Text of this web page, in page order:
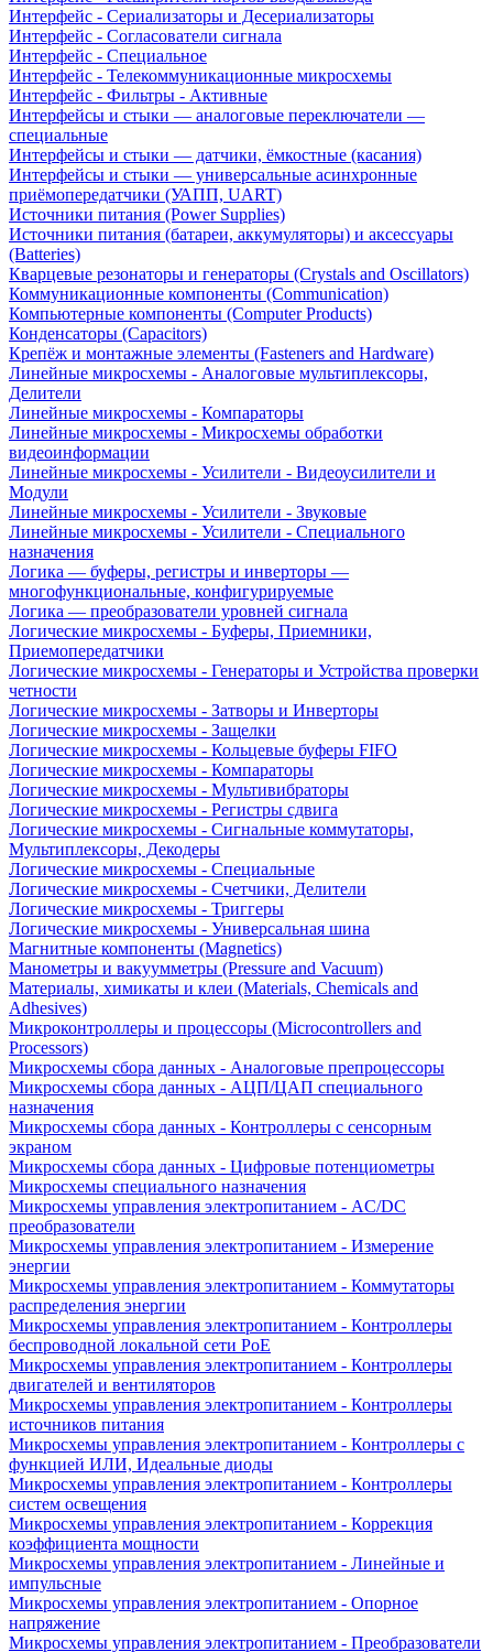
Интерфейс - Сериализаторы и Десериализаторы
Интерфейс - Согласователи сигнала
Интерфейс - Специальное
Интерфейс - Телекоммуникационные микросхемы
Интерфейс - Фильтры - Активные
Интерфейсы и стыки — аналоговые переключатели —
специальные
Интерфейсы и стыки — датчики, ёмкостные (касания)
Интерфейсы и стыки — универсальные асинхронные
приёмопередатчики (УАПП, UART)
Источники питания (Power Supplies)
Источники питания (батареи, аккумуляторы) и аксессуары
(Batteries)
Кварцевые резонаторы и генераторы (Crystals and Oscillators)
Коммуникационные компоненты (Communication)
Компьютерные компоненты (Computer Products)
Конденсаторы (Capacitors)
Крепёж и монтажные элементы (Fasteners and Hardware)
Линейные микросхемы - Аналоговые мультиплексоры,
Делители
Линейные микросхемы - Компараторы
Линейные микросхемы - Микросхемы обработки
видеоинформации
Линейные микросхемы - Усилители - Видеоусилители и
Модули
Линейные микросхемы - Усилители - Звуковые
Линейные микросхемы - Усилители - Специального
назначения
Логика — буферы, регистры и инверторы —
многофункциональные, конфигурируемые
Логика — преобразователи уровней сигнала
Логические микросхемы - Буферы, Приемники,
Приемопередатчики
Логические микросхемы - Генераторы и Устройства проверки
четности
Логические микросхемы - Затворы и Инверторы
Логические микросхемы - Защелки
Логические микросхемы - Кольцевые буферы FIFO
Логические микросхемы - Компараторы
Логические микросхемы - Мультивибраторы
Логические микросхемы - Регистры сдвига
Логические микросхемы - Сигнальные коммутаторы,
Мультиплексоры, Декодеры
Логические микросхемы - Специальные
Логические микросхемы - Счетчики, Делители
Логические микросхемы - Триггеры
Логические микросхемы - Универсальная шина
Магнитные компоненты (Magnetics)
Манометры и вакуумметры (Pressure and Vacuum)
Материалы, химикаты и клеи (Materials, Chemicals and
Adhesives)
Микроконтроллеры и процессоры (Microcontrollers and
Processors)
Микросхемы сбора данных - Аналоговые препроцессоры
Микросхемы сбора данных - АЦП/ЦАП специального
назначения
Микросхемы сбора данных - Контроллеры с сенсорным
экраном
Микросхемы сбора данных - Цифровые потенциометры
Микросхемы специального назначения
Микросхемы управления электропитанием - AC/DC
преобразователи
Микросхемы управления электропитанием - Измерение
энергии
Микросхемы управления электропитанием - Коммутаторы
распределения энергии
Микросхемы управления электропитанием - Контроллеры
беспроводной локальной сети PoE
Микросхемы управления электропитанием - Контроллеры
двигателей и вентиляторов
Микросхемы управления электропитанием - Контроллеры
источников питания
Микросхемы управления электропитанием - Контроллеры с
функцией ИЛИ, Идеальные диоды
Микросхемы управления электропитанием - Контроллеры
систем освещения
Микросхемы управления электропитанием - Коррекция
коэффициента мощности
Микросхемы управления электропитанием - Линейные и
импульсные
Микросхемы управления электропитанием - Опорное
напряжение
Микросхемы управления электропитанием - Преобразователи